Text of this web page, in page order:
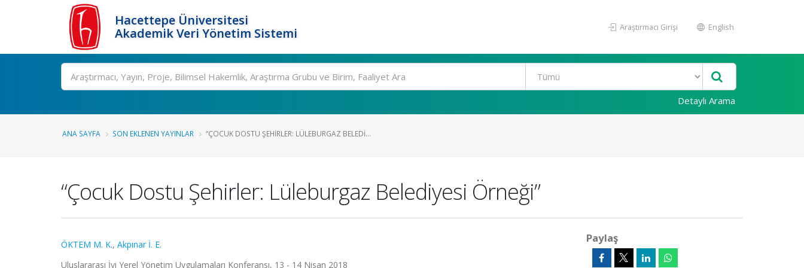
Hacettepe Üniversitesi
Akademik Veri Yönetim Sistemi
Araştırmacı Girişi English
Ara
Detaylı Arama
ANA SAYFA SON EKLENEN YAYINLAR “ÇOCUK DOSTU ŞEHIRLER: LÜLEBURGAZ BELEDI...
“Çocuk Dostu Şehirler: Lüleburgaz Belediyesi Örneği”
ÖKTEM M. K., Akpınar İ. E.
Uluslararası İyi Yerel Yönetim Uygulamaları Konferansı, 13 - 14 Nisan 2018
Paylaş